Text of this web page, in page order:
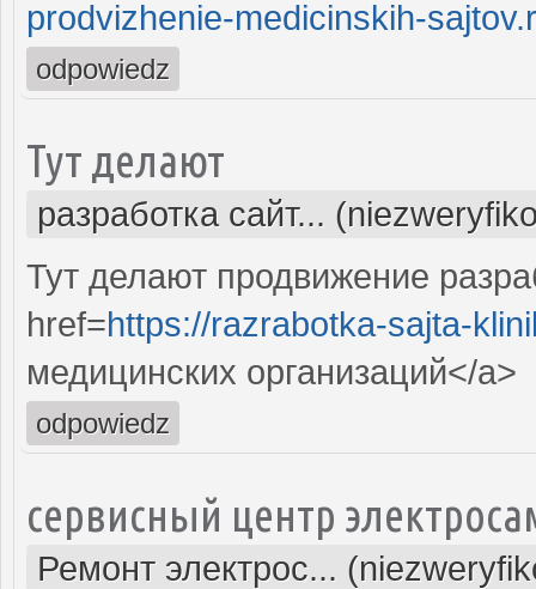
prodvizhenie-medicinskih-
odpowiedz
Тут делают
разработка сайт...
Тут делают продвижение
href=https://razrabotka-sajta-
медицинских организаций</a>
odpowiedz
сервисный центр
Ремонт электрос...